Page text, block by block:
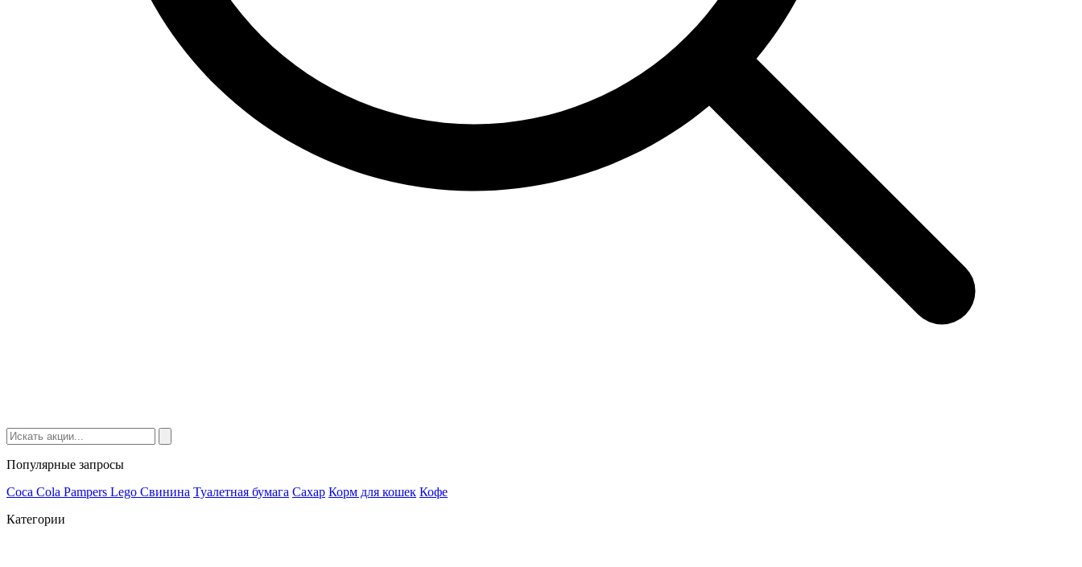
Популярные запросы
Coca Cola Pampers Lego Cвинина Туалетная бумага Сахар Корм для кошек Кофе
Категории